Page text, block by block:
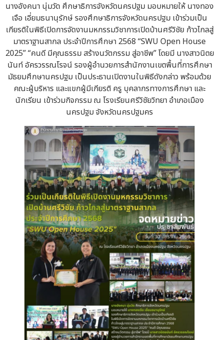
นางอังคนา นุ่มวัด ศึกษาธิการจังหวัดนครปฐม มอบหมายให้ นางทอง
เจือ เอี่ยมธนานุรักษ์ รองศึกษาธิการจังหวัดนครปฐม เข้าร่วมเป็น
เกียรติในพิธีเปิดการจัดงานมหกรรมวิชาการเปิดบ้านศรีวิชัย ก้าวไกลสู่
มาตราฐานสากล ประจำปีการศึกษา 2568 “SWU Open House
2025” “คนดี มีคุณธรรม สร้างนวัตกรรม สู่อาชีพ” โดยมี นางสาวนิตย
นันท์ อัครวรรณโรจน์ รองผู้อำนวยการสำนักงานเขตพื้นที่การศึกษา
มัธยมศึกษานครปฐม เป็นประธานเปิดงานในพิธีดังกล่าว พร้อมด้วย
คณะผู้บริหาร และแขกผู้มีเกียรติ ครู บุคลากรทางการศึกษา และ
นักเรียน เข้าร่วมกิจกรรม ณ โรงเรียนศรีวิชัยวิทยา อำเภอเมือง
นครปฐม จังหวัดนครปฐมคร